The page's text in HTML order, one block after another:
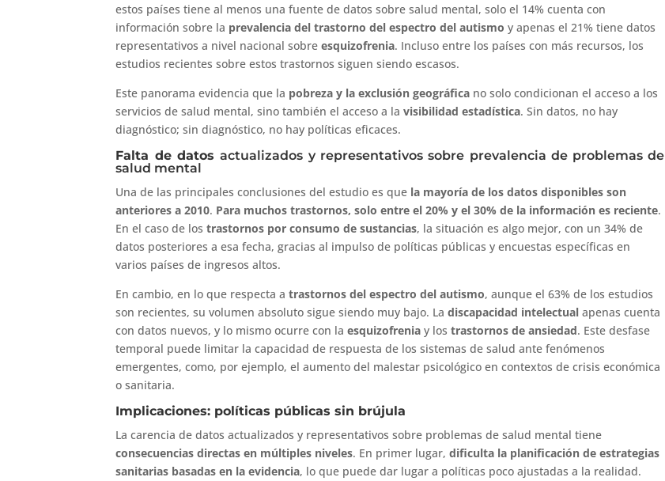
estos países tiene al menos una fuente de datos sobre salud mental, solo el 14% cuenta con
información sobre la prevalencia del trastorno del espectro del autismoy apenas el 21% tiene datos
representativos a nivel nacional sobreesquizofrenia. Incluso entre los países con más recursos, los
estudios recientes sobre estos trastornos siguen siendo escasos.
Este panorama evidencia que la pobreza y la exclusión geográfica no solo condicionan el acceso a los
servicios de salud mental, sino también el acceso a lavisibilidad estadística. Sin datos, no hay
diagnóstico; sin diagnóstico, no hay políticas eficaces.
Falta de datosactualizados y representativos sobre prevalencia de problemas de
salud mental
Una de las principales conclusiones del estudio es que la mayoría de los datos disponibles son
anteriores a 2010. Para muchos trastornos, solo entre el 20% y el 30% de la información es reciente.
En el caso de lostrastornos por consumo de sustancias, la situación es algo mejor, con un 34% de
datos posteriores a esa fecha, gracias al impulso de políticas públicas y encuestas específicas en
varios países de ingresos altos.
En cambio, en lo que respecta atrastornos del espectro del autismo, aunque el 63% de los estudios
son recientes, su volumen absoluto sigue siendo muy bajo. Ladiscapacidad intelectual apenas cuenta
con datos nuevos, y lo mismo ocurre con laesquizofrenia y lostrastornos de ansiedad. Este desfase
temporal puede limitar la capacidad de respuesta de los sistemas de salud ante fenómenos
emergentes, como, por ejemplo, el aumento del malestar psicológico en contextos de crisis económica
o sanitaria.
Implicaciones: políticas públicas sin brújula
La carencia de datos actualizados y representativos sobre problemas de salud mental tiene
consecuencias directas en múltiples niveles. En primer lugar,dificulta la planificación de estrategias
sanitarias basadas en la evidencia, lo que puede dar lugar a políticas poco ajustadas a la realidad.